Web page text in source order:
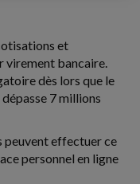
et
virement bancaire.
dès lors que le
7 millions
peuvent effectuer ce
personnel en ligne